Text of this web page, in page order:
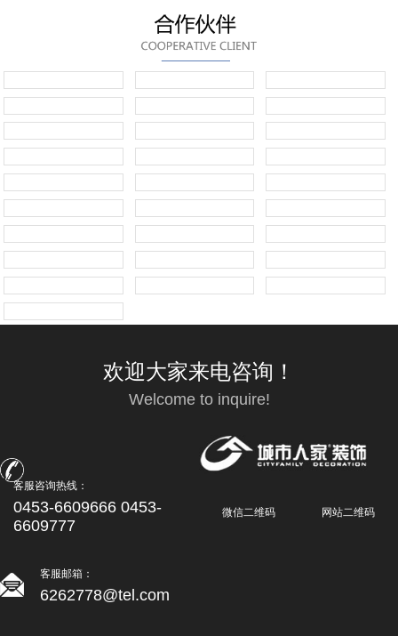
欢迎大家来电咨询！
Welcome to inquire!
客服咨询热线：
0453-6609666 0453-
6609777
客服邮箱：
6262778@tel.com
微信二维码 网站二维码